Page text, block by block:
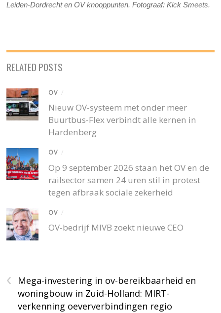
Leiden-Dordrecht en OV knooppunten. Fotograaf: Kick Smeets.
RELATED POSTS
OV /
Nieuw OV-systeem met onder meer
Buurtbus-Flex verbindt alle kernen in
Hardenberg
OV /
Op 9 september 2026 staan het OV en de
railsector samen 24 uren stil in protest
tegen afbraak sociale zekerheid
OV /
OV-bedrijf MIVB zoekt nieuwe CEO
‹
Mega-investering in ov-bereikbaarheid en
woningbouw in Zuid-Holland: MIRT-
verkenning oeververbindingen regio